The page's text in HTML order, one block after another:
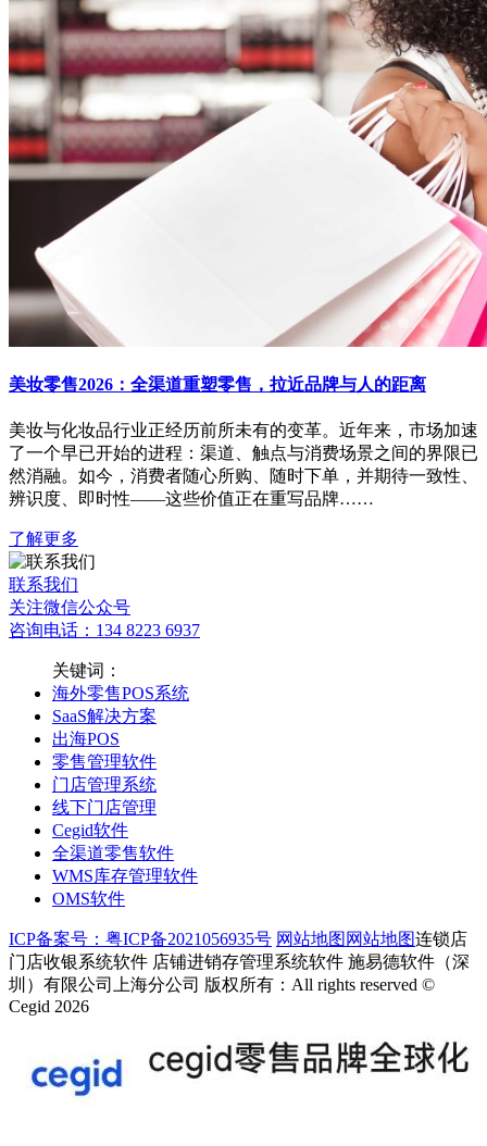
美妆零售2026：全渠道重塑零售，拉近品牌与人的距离
美妆与化妆品行业正经历前所未有的变革。近年来，市场加速
了一个早已开始的进程：渠道、触点与消费场景之间的界限已
然消融。如今，消费者随心所购、随时下单，并期待一致性、
辨识度、即时性——这些价值正在重写品牌……
了解更多
联系我们
关注微信公众号
咨询电话：134 8223 6937
关键词：
海外零售POS系统
SaaS解决方案
出海POS
零售管理软件
门店管理系统
线下门店管理
Cegid软件
全渠道零售软件
WMS库存管理软件
OMS软件
ICP备案号：粤ICP备2021056935号 网站地图 网站地图连锁店
门店收银系统软件 店铺进销存管理系统软件 施易德软件（深
圳）有限公司上海分公司 版权所有：All rights reserved ©
Cegid 2026